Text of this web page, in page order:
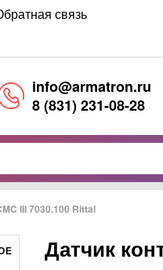
связь
info@armatron.ru
8 (831) 231-08-28
III 7030.100 Rittal
Датчик